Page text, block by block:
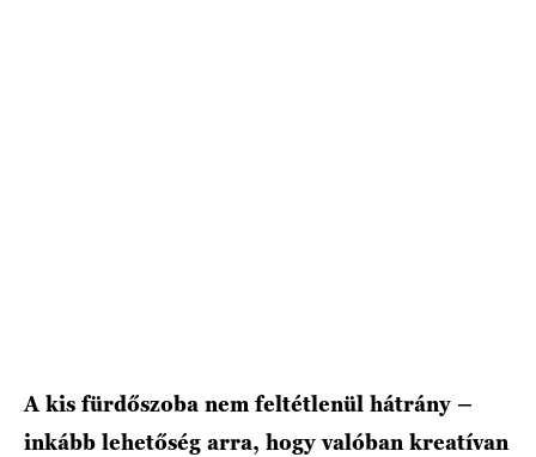
A kis fürdőszoba nem feltétlenül hátrány –
inkább lehetőség arra, hogy valóban kreatívan